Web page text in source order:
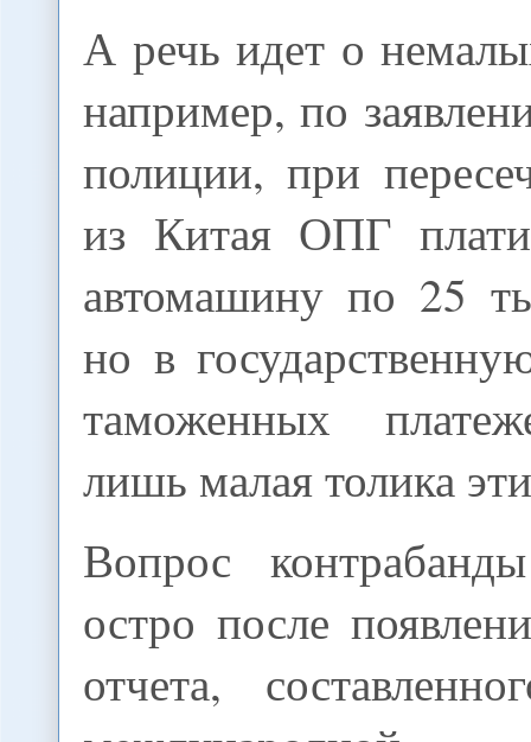
А речь идет о
например, по
полиции, при
из Китая ОПГ
автомашину по 25
но в
таможенных
лишь малая толика
Вопрос
остро после
отчета,